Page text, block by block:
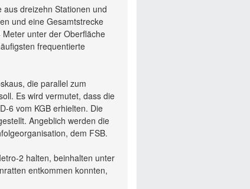
dreizehn Stationen und
und eine Gesamtstrecke
unter der Oberfläche
frequentierte
die parallel zum
Es wird vermutet, dass die
6 vom KGB erhielten. Die
Angeblich werden die
dem FSB.
2 halten, beinhalten unter
entkommen konnten,